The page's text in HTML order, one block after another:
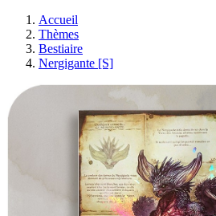
Accueil
Thèmes
Bestiaire
Nergigante [S]